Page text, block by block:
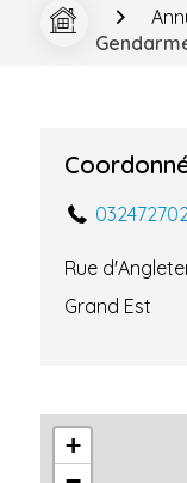
Rue
Grand Est
+